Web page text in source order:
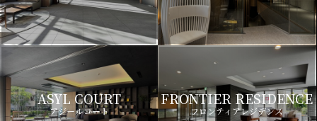
ASYL COURT
アジールコート
FRONTIER RESIDENCE
フロンティアレジデンス